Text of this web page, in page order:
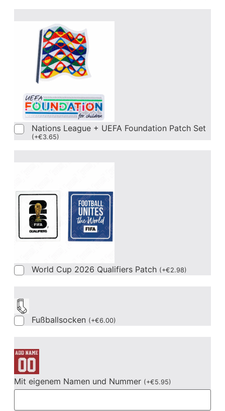
Nations League + UEFA Foundation Patch Set
(+€3.65)
World Cup 2026 Qualifiers Patch (+€2.98)
Fußballsocken (+€6.00)
Mit eigenem Namen und Nummer (+€5.95)